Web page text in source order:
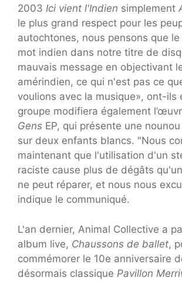
2003 Ici vient l'Indien simplement
le plus grand respect pour les
autochtones, nous pensons que
mot indien dans notre titre de
mauvais message en objectivant
amérindien, ce qui n'est pas ce
voulions avec la musique», ont-ils
groupe modifiera également
Gens EP, qui présente une
sur deux enfants blancs. "Nous
maintenant que l'utilisation d'un
raciste cause plus de dégâts
ne peut réparer, et nous nous
indique le communiqué.
L'an dernier, Animal Collective a
album live, Chaussons de ballet,
commémorer le 10e anniversaire
désormais classique Pavillon